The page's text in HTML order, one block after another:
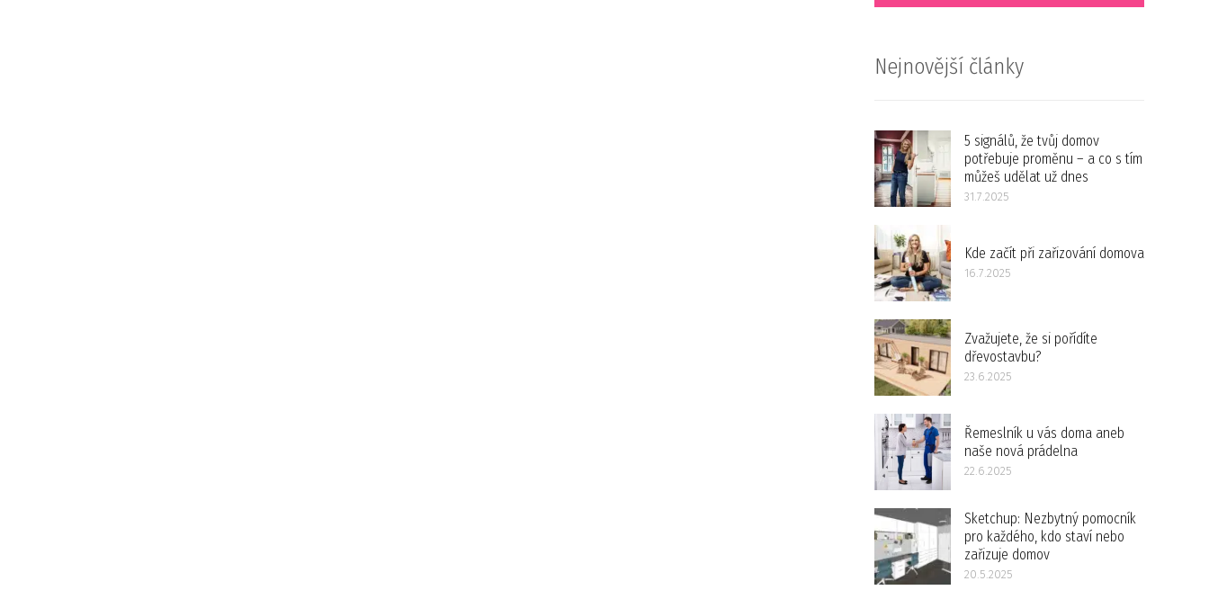
Nejnovější články
5 signálů, že tvůj domov
potřebuje proměnu – a co s tím
můžeš udělat už dnes
31.7.2025
Kde začít při zařizování domova
16.7.2025
Zvažujete, že si pořídíte
dřevostavbu?
23.6.2025
Řemeslník u vás doma aneb
naše nová prádelna
22.6.2025
Sketchup: Nezbytný pomocník
pro každého, kdo staví nebo
zařizuje domov
20.5.2025